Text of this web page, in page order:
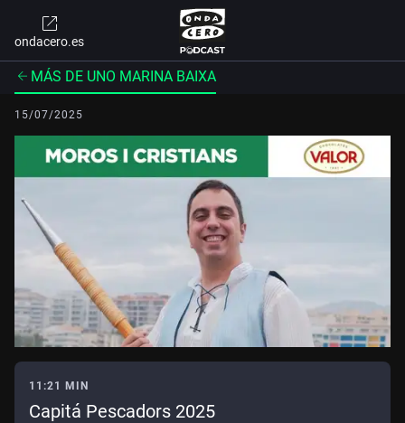
ondacero.es
MÁS DE UNO MARINA BAIXA
15/07/2025
11:21 MIN
Capitá Pescadors 2025